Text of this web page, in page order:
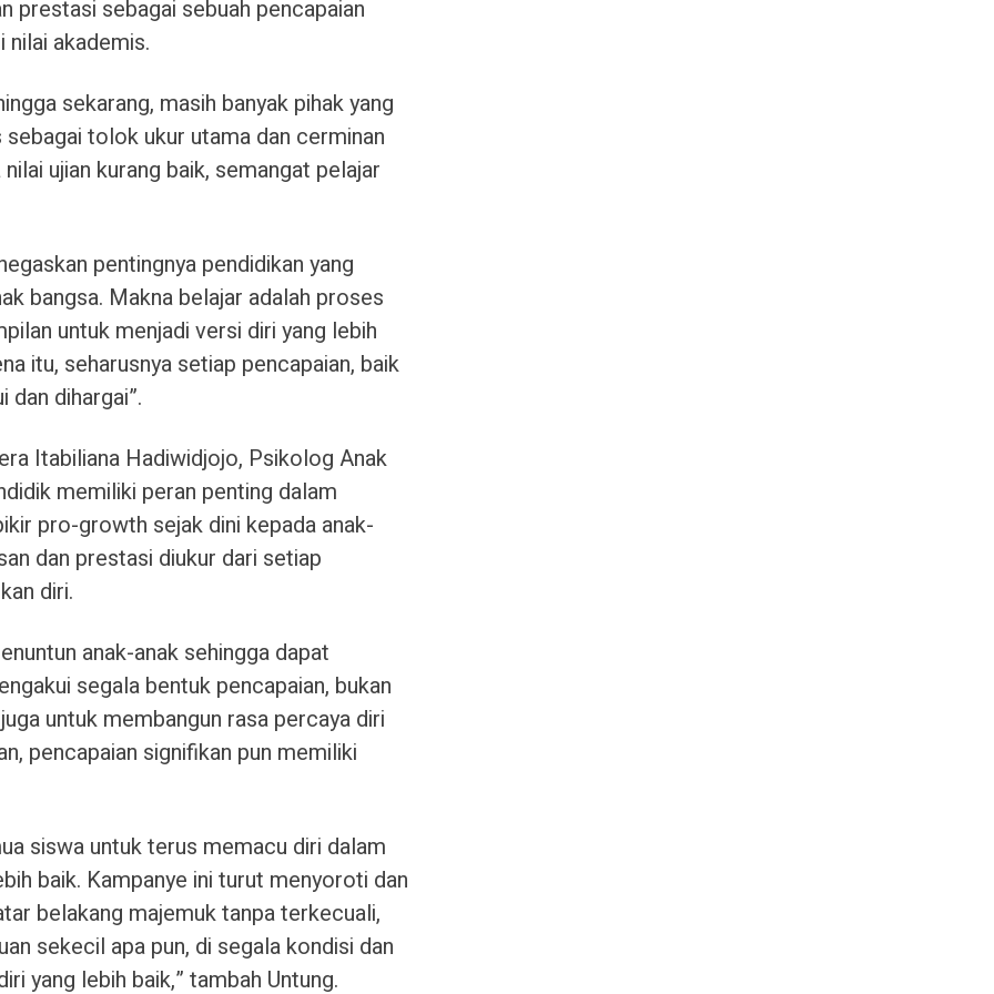
prestasi sebagai sebuah pencapaian
nilai akademis.
sekarang, masih banyak pihak yang
tolok ukur utama dan cerminan
ujian kurang baik, semangat pelajar
pentingnya pendidikan yang
bangsa. Makna belajar adalah proses
untuk menjadi versi diri yang lebih
itu, seharusnya setiap pencapaian, baik
dihargai”.
Itabiliana Hadiwidjojo, Psikolog Anak
memiliki peran penting dalam
pro-growth sejak dini kepada anak-
dan prestasi diukur dari setiap
diri.
anak-anak sehingga dapat
segala bentuk pencapaian, bukan
untuk membangun rasa percaya diri
pencapaian signifikan pun memiliki
siswa untuk terus memacu diri dalam
baik. Kampanye ini turut menyoroti dan
belakang majemuk tanpa terkecuali,
sekecil apa pun, di segala kondisi dan
yang lebih baik,” tambah Untung.